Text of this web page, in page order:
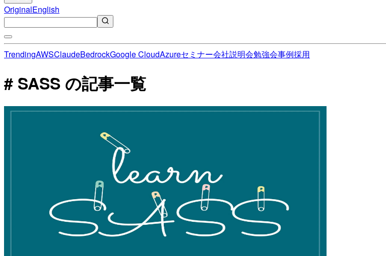
OriginalEnglish
TrendingAWSClaudeBedrockGoogle CloudAzureセミナー会社説明会勉強会事例採用
# SASS の記事一覧